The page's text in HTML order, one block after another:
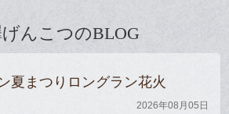
んこつのBLOG
夏まつりロングラン花火
2026年08月05日